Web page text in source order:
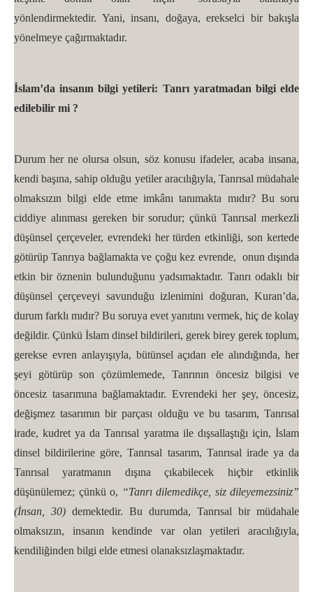
yönlendirmektedir. Yani, insanı, doğaya, erekselci bir bakışla
yönelmeye çağırmaktadır.
İslam’da insanın bilgi yetileri: Tanrı yaratmadan bilgi elde
edilebilir mi ?
Durum her ne olursa olsun, söz konusu ifadeler, acaba insana,
kendi başına, sahip olduğu yetiler aracılığıyla, Tanrısal müdahale
olmaksızın bilgi elde etme imkânı tanımakta mıdır? Bu soru
ciddiye alınması gereken bir sorudur; çünkü Tanrısal merkezli
düşünsel çerçeveler, evrendeki her türden etkinliği, son kertede
götürüp Tanrıya bağlamakta ve çoğu kez evrende, onun dışında
etkin bir öznenin bulunduğunu yadsımaktadır. Tanrı odaklı bir
düşünsel çerçeveyi savunduğu izlenimini doğuran, Kuran’da,
durum farklı mıdır? Bu soruya evet yanıtını vermek, hiç de kolay
değildir. Çünkü İslam dinsel bildirileri, gerek birey gerek toplum,
gerekse evren anlayışıyla, bütünsel açıdan ele alındığında, her
şeyi götürüp son çözümlemede, Tanrının öncesiz bilgisi ve
öncesiz tasarımına bağlamaktadır. Evrendeki her şey, öncesiz,
değişmez tasarımın bir parçası olduğu ve bu tasarım, Tanrısal
irade, kudret ya da Tanrısal yaratma ile dışsallaştığı için, İslam
dinsel bildirilerine göre, Tanrısal tasarım, Tanrısal irade ya da
Tanrısal yaratmanın dışına çıkabilecek hiçbir etkinlik
düşünülemez; çünkü o, “Tanrı dilemedikçe, siz dileyemezsiniz”
(İnsan, 30) demektedir. Bu durumda, Tanrısal bir müdahale
olmaksızın, insanın kendinde var olan yetileri aracılığıyla,
kendiliğinden bilgi elde etmesi olanaksızlaşmaktadır.